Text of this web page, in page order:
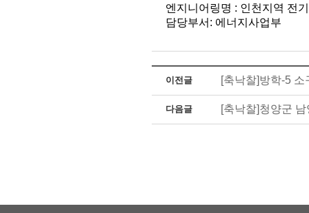
엔지니어링명 : 인천지역 전
담당부서: 에너지사업부
이전글 [축낙찰]방학-5
다음글 [축낙찰]청양군